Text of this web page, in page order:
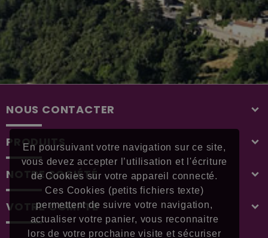
En poursuivant votre navigation sur ce site,
vous devez accepter l’utilisation et l'écriture
de Cookies sur votre appareil connecté.
Ces Cookies (petits fichiers texte)
permettent de suivre votre navigation,
actualiser votre panier, vous reconnaitre
lors de votre prochaine visite et sécuriser
NOUS CONTACTER
PRODUITS
NOTRE SOCIÉTÉ
VOTRE COMPTE